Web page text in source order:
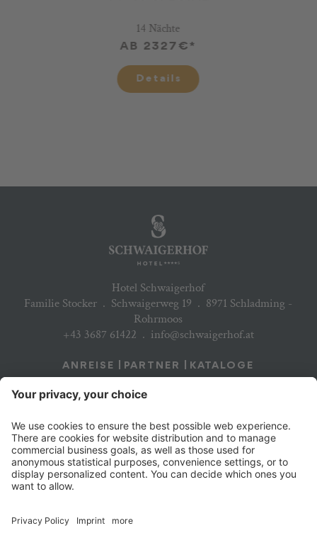
14 Nächte
AB 2327€*
Details
Hotel Schwaigerhof
Familie Stocker . Schwaigerweg 19 . 8971 Schladming -
Rohrmoos
+43 3687 61422 . info@schwaigerhof.at
ANREISE PARTNER
KATALOGE